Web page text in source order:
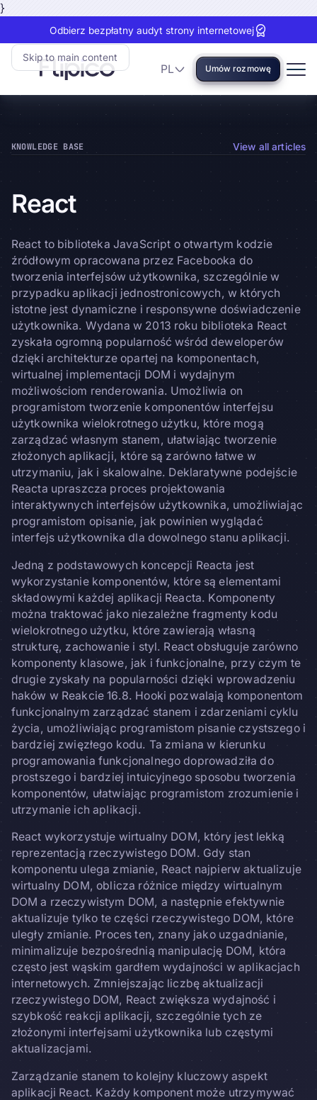
}
Odbierz bezpłatny audyt strony internetowej
Skip to main content
PL
Language
Umów rozmowę
KNOWLEDGE BASE View all articles
React
React to biblioteka JavaScript o otwartym kodzie
źródłowym opracowana przez Facebooka do
tworzenia interfejsów użytkownika, szczególnie w
przypadku aplikacji jednostronicowych, w których
istotne jest dynamiczne i responsywne doświadczenie
użytkownika. Wydana w 2013 roku biblioteka React
zyskała ogromną popularność wśród deweloperów
dzięki architekturze opartej na komponentach,
wirtualnej implementacji DOM i wydajnym
możliwościom renderowania. Umożliwia on
programistom tworzenie komponentów interfejsu
użytkownika wielokrotnego użytku, które mogą
zarządzać własnym stanem, ułatwiając tworzenie
złożonych aplikacji, które są zarówno łatwe w
utrzymaniu, jak i skalowalne. Deklaratywne podejście
Reacta upraszcza proces projektowania
interaktywnych interfejsów użytkownika, umożliwiając
programistom opisanie, jak powinien wyglądać
interfejs użytkownika dla dowolnego stanu aplikacji.
Jedną z podstawowych koncepcji Reacta jest
wykorzystanie komponentów, które są elementami
składowymi każdej aplikacji Reacta. Komponenty
można traktować jako niezależne fragmenty kodu
wielokrotnego użytku, które zawierają własną
strukturę, zachowanie i styl. React obsługuje zarówno
komponenty klasowe, jak i funkcjonalne, przy czym te
drugie zyskały na popularności dzięki wprowadzeniu
haków w Reakcie 16.8. Hooki pozwalają komponentom
funkcjonalnym zarządzać stanem i zdarzeniami cyklu
życia, umożliwiając programistom pisanie czystszego i
bardziej zwięzłego kodu. Ta zmiana w kierunku
programowania funkcjonalnego doprowadziła do
prostszego i bardziej intuicyjnego sposobu tworzenia
komponentów, ułatwiając programistom zrozumienie i
utrzymanie ich aplikacji.
React wykorzystuje wirtualny DOM, który jest lekką
reprezentacją rzeczywistego DOM. Gdy stan
komponentu ulega zmianie, React najpierw aktualizuje
wirtualny DOM, oblicza różnice między wirtualnym
DOM a rzeczywistym DOM, a następnie efektywnie
aktualizuje tylko te części rzeczywistego DOM, które
uległy zmianie. Proces ten, znany jako uzgadnianie,
minimalizuje bezpośrednią manipulację DOM, która
często jest wąskim gardłem wydajności w aplikacjach
internetowych. Zmniejszając liczbę aktualizacji
rzeczywistego DOM, React zwiększa wydajność i
szybkość reakcji aplikacji, szczególnie tych ze
złożonymi interfejsami użytkownika lub częstymi
aktualizacjami.
Zarządzanie stanem to kolejny kluczowy aspekt
aplikacji React. Każdy komponent może utrzymywać